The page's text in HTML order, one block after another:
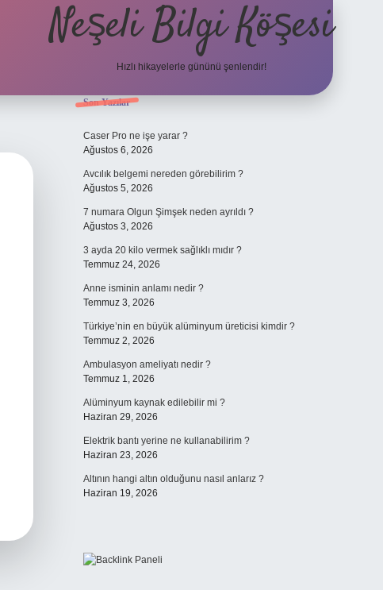
Neşeli Bilgi Köşesi
Hızlı hikayelerle gününü şenlendir!
Sidebar
Son Yazılar
Caser Pro ne işe yarar ?
Ağustos 6, 2026
Avcılık belgemi nereden görebilirim ?
Ağustos 5, 2026
7 numara Olgun Şimşek neden ayrıldı ?
Ağustos 3, 2026
3 ayda 20 kilo vermek sağlıklı mıdır ?
Temmuz 24, 2026
Anne isminin anlamı nedir ?
Temmuz 3, 2026
Türkiye’nin en büyük alüminyum üreticisi kimdir ?
Temmuz 2, 2026
Ambulasyon ameliyatı nedir ?
Temmuz 1, 2026
Alüminyum kaynak edilebilir mi ?
Haziran 29, 2026
Elektrik bantı yerine ne kullanabilirim ?
Haziran 23, 2026
Altının hangi altın olduğunu nasıl anlarız ?
Haziran 19, 2026